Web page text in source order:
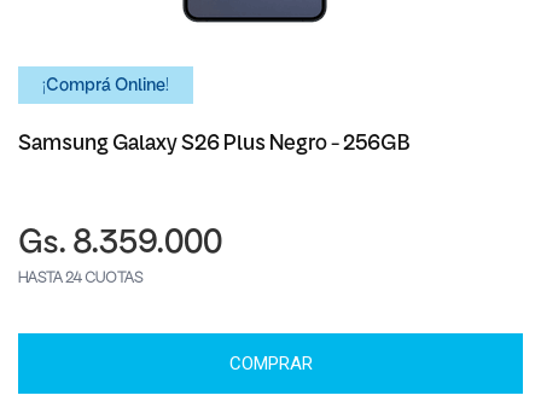
¡Comprá Online!
Samsung Galaxy S26 Plus Negro - 256GB
Gs. 8.359.000
HASTA 24 CUOTAS
COMPRAR